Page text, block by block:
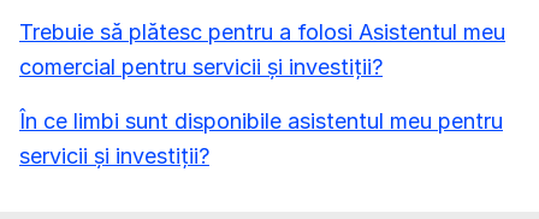
Trebuie să plătesc pentru a folosi Asistentul meu
comercial pentru servicii și investiții?
În ce limbi sunt disponibile asistentul meu pentru
servicii și investiții?